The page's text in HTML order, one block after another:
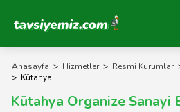
Tavsiyemiz Anasayfa
Anasayfa > Hizmetler > Resmi Kurumlar
> Kütahya
Kütahya Organize Sanayi